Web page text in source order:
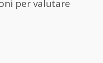
per valutare